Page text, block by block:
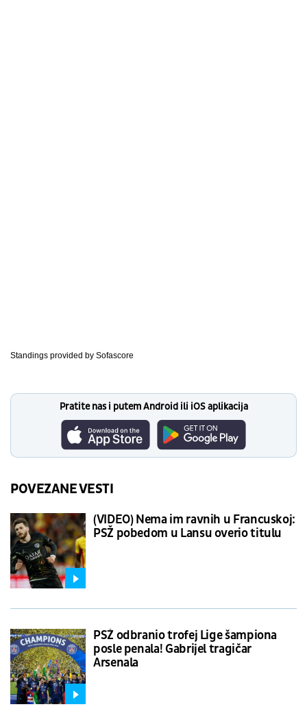
Standings provided by Sofascore
Pratite nas i putem Android ili iOS aplikacija
POVEZANE VESTI
(VIDEO) Nema im ravnih u Francuskoj:
PSŽ pobedom u Lansu overio titulu
PSŽ odbranio trofej Lige šampiona
posle penala! Gabrijel tragičar
Arsenala